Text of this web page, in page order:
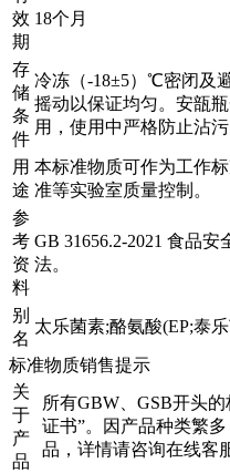
效
期
18个月
存
储
条
件
冷冻（-18±5）℃密闭及
摇动以保证均匀。安瓿
用，使用中严格防止沾污
用
途
本标准物质可作为工作
准等实验室质量控制。
参
考
资
料
GB 31656.2-2021 食品
法。
别
名
太乐菌素;酪氨酸(EP;泰
标准物质销售提示
关
于
产
品
所有GBW、GSB开头
证书”。因产品种类繁
品，详情请咨询在线客